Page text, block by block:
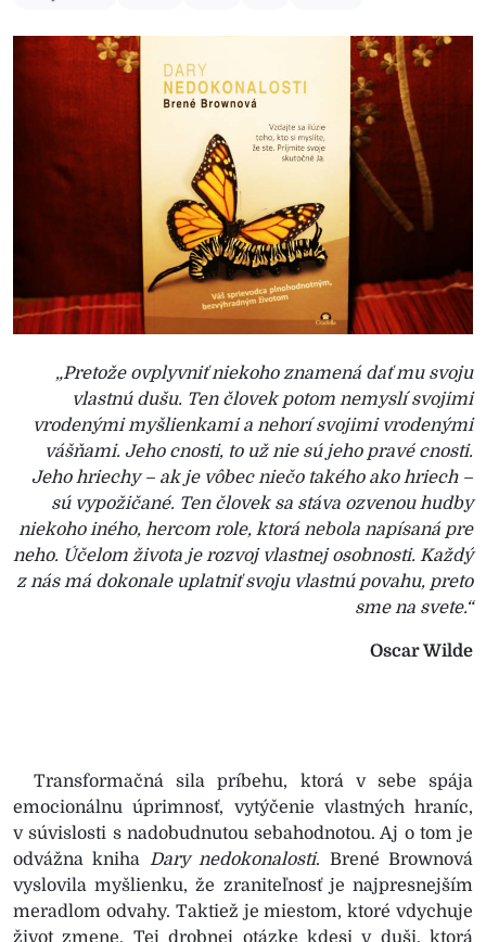
„Pretože ovplyvniť niekoho znamená dať mu svoju
vlastnú dušu. Ten človek potom nemyslí svojimi
vrodenými myšlienkami a nehorí svojimi vrodenými
vášňami. Jeho cnosti, to už nie sú jeho pravé cnosti.
Jeho hriechy – ak je vôbec niečo takého ako hriech –
sú vypožičané. Ten človek sa stáva ozvenou hudby
niekoho iného, hercom role, ktorá nebola napísaná pre
neho. Účelom života je rozvoj vlastnej osobnosti. Každý
z nás má dokonale uplatniť svoju vlastnú povahu, preto
sme na svete.“
Oscar Wilde
Transformačná sila príbehu, ktorá v sebe spája
emocionálnu úprimnosť, vytýčenie vlastných hraníc,
v súvislosti s nadobudnutou sebahodnotou. Aj o tom je
odvážna kniha Dary nedokonalosti. Brené Brownová
vyslovila myšlienku, že zraniteľnosť je najpresnejším
meradlom odvahy. Taktiež je miestom, ktoré vdychuje
život zmene. Tej drobnej otázke kdesi v duši, ktorá